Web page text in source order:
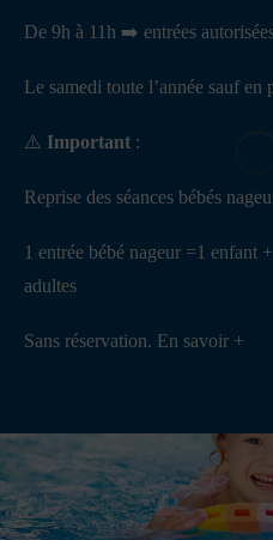
De 9h à 11h ➡️ entrées
Le samedi toute l’année sauf en
⚠️ Important :
Reprise des séances bébés
1 entrée bébé nageur =1 enfant
adultes
Sans réservation. En savoir +